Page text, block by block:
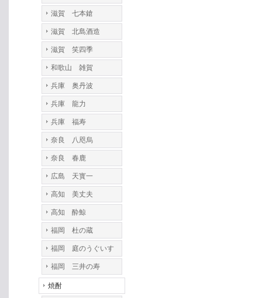
滋賀 七本鎗
滋賀 北島酒造
滋賀 笑四季
和歌山 雑賀
兵庫 奥丹波
兵庫 龍力
兵庫 福寿
奈良 八咫烏
奈良 春鹿
広島 天寳一
高知 美丈夫
高知 酔鯨
福岡 杜の蔵
福岡 庭のうぐいす
福岡 三井の寿
焼酎